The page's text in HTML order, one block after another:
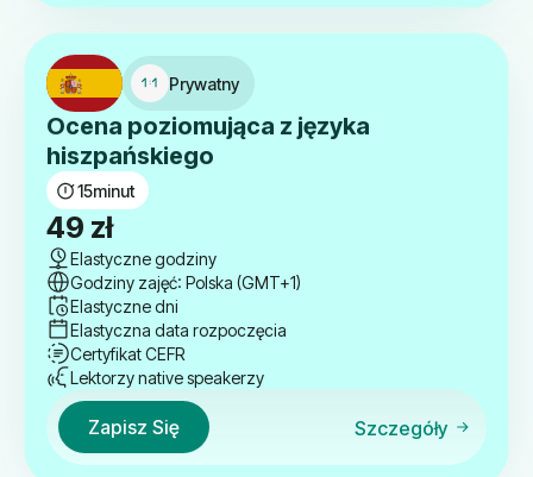
Prywatny
Ocena poziomująca z języka
hiszpańskiego
15minut
49 zł
Elastyczne godziny
Godziny zajęć: Polska (GMT+1)
Elastyczne dni
Elastyczna data rozpoczęcia
Certyfikat CEFR
Lektorzy native speakerzy
Zapisz Się Szczegóły